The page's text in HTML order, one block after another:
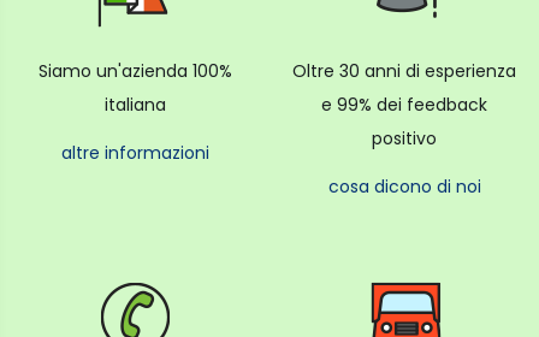
Siamo un'azienda 100%
italiana
altre informazioni
Oltre 30 anni di esperienza
e 99% dei feedback
positivo
cosa dicono di noi